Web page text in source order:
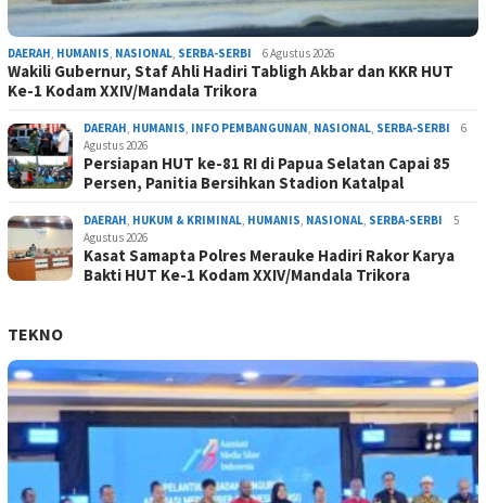
DAERAH HUMANIS NASIONAL SERBA-SERBI 6 Agustus 2026
Wakili Gubernur, Staf Ahli Hadiri Tabligh Akbar dan KKR HUT
Ke-1 Kodam XXIV/Mandala Trikora
DAERAH HUMANIS INFO PEMBANGUNAN NASIONAL SERBA-SERBI
6
Agustus 2026
Persiapan HUT ke-81 RI di Papua Selatan Capai 85
Persen, Panitia Bersihkan Stadion Katalpal
DAERAH HUKUM & KRIMINAL HUMANIS NASIONAL SERBA-SERBI
5
Agustus 2026
Kasat Samapta Polres Merauke Hadiri Rakor Karya
Bakti HUT Ke-1 Kodam XXIV/Mandala Trikora
TEKNO